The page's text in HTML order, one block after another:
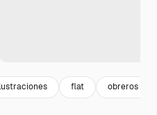
flat obreros